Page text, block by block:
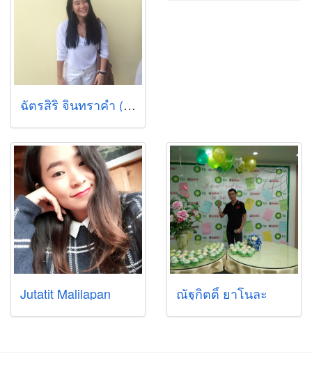
ฉัตรสิริ จินทราคำ (เบลล์)
Jutatit Malilapan ณัฐกิตติ์ ยาโนละ